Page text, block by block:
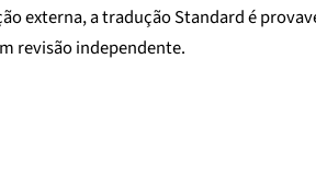
externa, a tradução Standard é
revisão independente.